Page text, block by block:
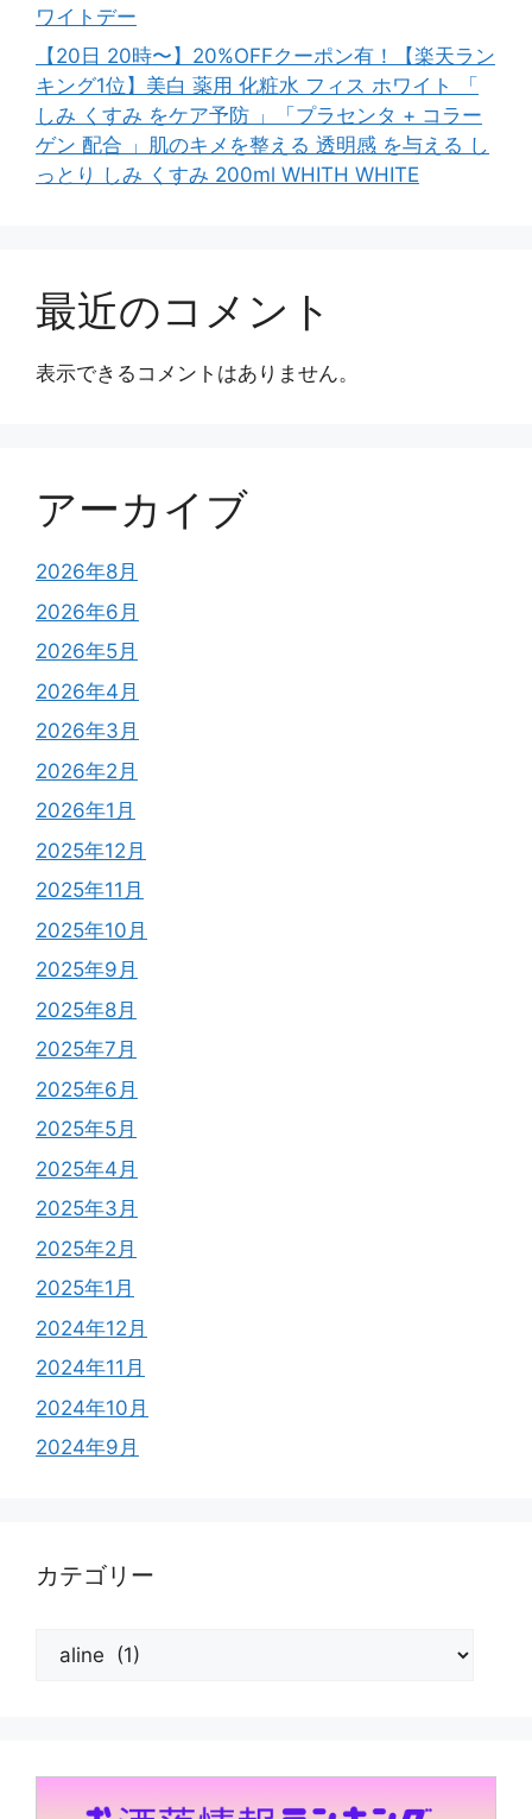
ワイトデー
【20日 20時〜】20%OFFクーポン有！【楽天ラン
キング1位】美白 薬用 化粧水 フィス ホワイト 「
しみ くすみ をケア予防 」「プラセンタ + コラー
ゲン 配合 」肌のキメを整える 透明感 を与える し
っとり しみ くすみ 200ml WHITH WHITE
最近のコメント
表示できるコメントはありません。
アーカイブ
2026年8月
2026年6月
2026年5月
2026年4月
2026年3月
2026年2月
2026年1月
2025年12月
2025年11月
2025年10月
2025年9月
2025年8月
2025年7月
2025年6月
2025年5月
2025年4月
2025年3月
2025年2月
2025年1月
2024年12月
2024年11月
2024年10月
2024年9月
カテゴリー